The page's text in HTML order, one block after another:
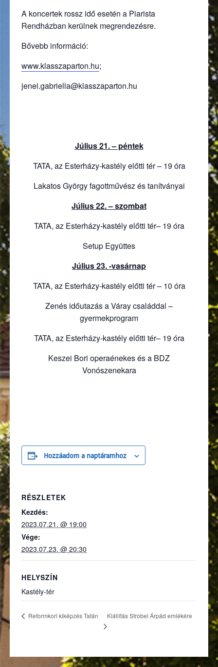
A koncertek rossz idő esetén a Piarista
Rendházban kerülnek megrendezésre.
Bővebb információ:
www.klasszaparton.hu(külső hivatkozás)
;
jenei.gabriella@klasszaparton.hu
Július 21. – péntek
TATA, az Esterházy-kastély előtti tér – 19 óra
Lakatos György fagottművész és tanítványai
Július 22. – szombat
TATA, az Esterházy-kastély előtti tér– 19 óra
Setup Együttes
Július 23. -vasárnap
TATA, az Esterházy-kastély előtti tér – 10 óra
Zenés időutazás a Váray családdal –
gyermekprogram
TATA, az Esterházy-kastély előtti tér– 19 óra
Keszei Bori operaénekes és a BDZ
Vonószenekara
Hozzáadom a naptáramhoz
RÉSZLETEK
Kezdés:
2023.07.21. @ 19:00
Vége:
2023.07.23. @ 20:30
HELYSZÍN
Kastély-tér
Reformkori kiképzés Tatán Kiállítás Strobel Árpád emlékére